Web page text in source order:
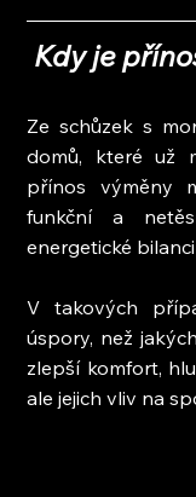
Kdy je
Ze schůzek s
domů, které už
přínos výměny
funkční a
energetické
V takových
úspory, než
zlepší komfort,
ale jejich vliv na